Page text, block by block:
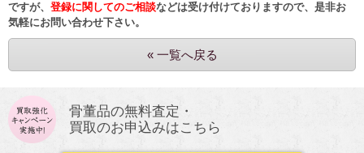
ですが、 登録に関してのご相談などは受け付けておりますので、是非お
気軽にお問い合わせ下さい。
« 一覧へ戻る
骨董品の無料査定・
買取のお申込みはこちら